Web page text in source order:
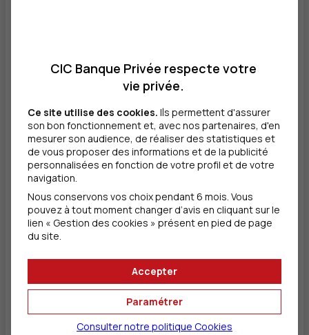
consécutive de 3 codes
confidentiels faux
provoque le blocage de
la carte.
Étape 1 :
Entrez votre identifiant de
banque à distance et votre mot
de passe habituels.
Étape 2, suivez les instructions à
l’écran :
Insérez votre carte dans le
Saisissez votre code
confidentiel sur le lecteur
CIC Banque Privée respecte votre
vie privée.
Ce site utilise des cookies. Ils permettent d'assurer
son bon fonctionnement et, avec nos partenaires, d'en
mesurer son audience, de réaliser des statistiques et
de vous proposer des informations et de la publicité
personnalisées en fonction de votre profil et de votre
navigation.
Nous conservons vos choix pendant 6 mois. Vous
pouvez à tout moment changer d’avis en cliquant sur le
lien « Gestion des cookies » présent en pied de page
du site.
Accepter
Paramétrer
Consulter notre politique Cookies